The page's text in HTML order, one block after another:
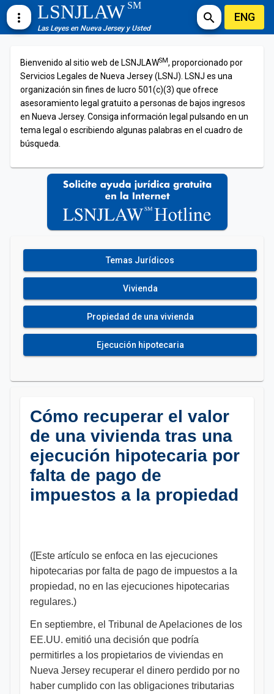
more_vert LSNJLAWSM
Las Leyes en Nueva Jersey y Usted
search ENG
Bienvenido al sitio web de LSNJLAWSM, proporcionado por
Servicios Legales de Nueva Jersey (LSNJ). LSNJ es una
organización sin fines de lucro 501(c)(3) que ofrece
asesoramiento legal gratuito a personas de bajos ingresos
en Nueva Jersey. Consiga información legal pulsando en un
tema legal o escribiendo algunas palabras en el cuadro de
búsqueda.
Temas Jurídicos
Vivienda
Propiedad de una vivienda
Ejecución hipotecaria
Cómo recuperar el valor
de una vivienda tras una
ejecución hipotecaria por
falta de pago de
impuestos a la propiedad
([Este artículo se enfoca en las ejecuciones
hipotecarias por falta de pago de impuestos a la
propiedad, no en las ejecuciones hipotecarias
regulares.)
En septiembre, el Tribunal de Apelaciones de los
EE.UU. emitió una decisión que podría
permitirles a los propietarios de viviendas en
Nueva Jersey recuperar el dinero perdido por no
haber cumplido con las obligaciones tributarias